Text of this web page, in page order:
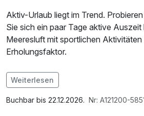
Aktiv-Urlaub liegt im Trend.
Sie sich ein paar Tage aktive Auszeit
Meeresluft mit sportlichen
Erholungsfaktor.
Im Angebot enthalten
Saunabenutzung, Saunatuch,
des Fitnessbereichs, Nutzung des
Weiterlesen
Buchbar bis 22.12.2026. Nr: A121200-